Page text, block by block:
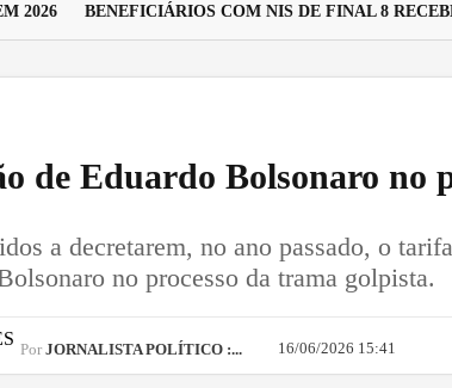
BENEFICIÁRIOS COM NIS DE FINAL 8
de Eduardo Bolsonaro no
a decretarem, no ano passado, o
no processo da trama golpista.
Por JORNALISTA POLÍTICO :... 16/06/2026 15:41